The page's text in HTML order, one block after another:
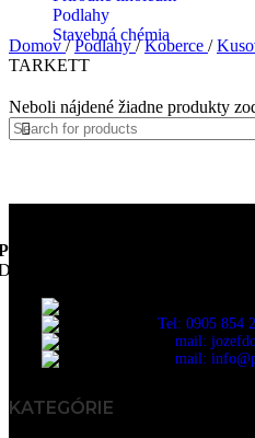
Podlahy
Stavebná chémia
Domov/ Podlahy/ Koberce /
TARKETT
Neboli nájdené žiadne produkty
NR s.r.o.
a realizácia podláh
Tel: 0905 854
mail:
mail:
KATEGÓRIE